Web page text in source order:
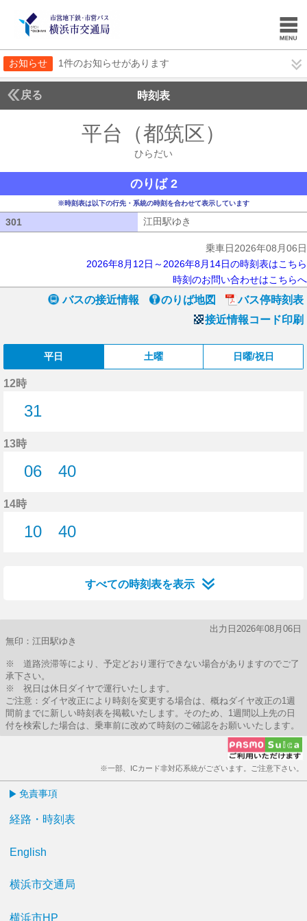
お知らせ 1件のお知らせがあります
戻る 時刻表
平台（都筑区）
ひらだい
のりば 2
※時刻表は以下の行先・系統の時刻を合わせて表示しています
301 江田駅ゆき
乗車日2026年08月06日
2026年8月12日～2026年8月14日の時刻表はこちら
時刻のお問い合わせはこちらへ
バスの接近情報 のりば地図
バス停時刻表
接近情報コード印刷
平日 土曜 日曜/祝日
12時
31
13時
06
40
14時
10
40
すべての時刻表を表示
出力日2026年08月06日
無印：江田駅ゆき
※ 道路渋滞等により、予定どおり運行できない場合がありますのでご了
承下さい。
※ 祝日は休日ダイヤで運行いたします。
ご注意：ダイヤ改正により時刻を変更する場合は、概ねダイヤ改正の1週
間前までに新しい時刻表を掲載いたします。そのため、1週間以上先の日
付を検索した場合は、乗車前に改めて時刻のご確認をお願いいたします。
※一部、ICカード非対応系統がございます。ご注意下さい。
免責事項
経路・時刻表
English
横浜市交通局
横浜市HP